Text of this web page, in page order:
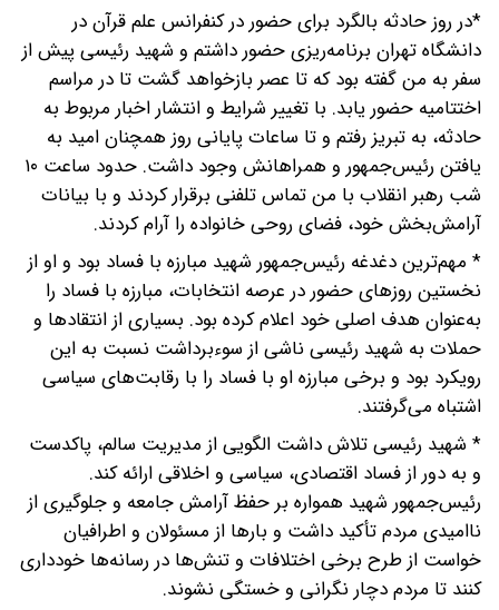
*در روز حادثه بالگرد برای حضور در کنفرانس علم قرآن در
دانشگاه تهران برنامه‌ریزی حضور داشتم و شهید رئیسی پیش از
سفر به من گفته بود که تا عصر بازخواهد گشت تا در مراسم
اختتامیه حضور یابد. با تغییر شرایط و انتشار اخبار مربوط به
حادثه، به تبریز رفتم و تا ساعات پایانی روز همچنان امید به
یافتن رئیس‌جمهور و همراهانش وجود داشت. حدود ساعت ۱۰
شب رهبر انقلاب با من تماس تلفنی برقرار کردند و با بیانات
آرامش‌بخش خود، فضای روحی خانواده را آرام کردند.
* مهم‌ترین دغدغه رئیس‌جمهور شهید مبارزه با فساد بود و او از
نخستین روزهای حضور در عرصه انتخابات، مبارزه با فساد را
به‌عنوان هدف اصلی خود اعلام کرده بود. بسیاری از انتقادها و
حملات به شهید رئیسی ناشی از سوءبرداشت نسبت به این
رویکرد بود و برخی مبارزه او با فساد را با رقابت‌های سیاسی
اشتباه می‌گرفتند.
* شهید رئیسی تلاش داشت الگویی از مدیریت سالم، پاکدست
و به دور از فساد اقتصادی، سیاسی و اخلاقی ارائه کند.
رئیس‌جمهور شهید همواره بر حفظ آرامش جامعه و جلوگیری از
ناامیدی مردم تأکید داشت و بارها از مسئولان و اطرافیان
‌خواست از طرح برخی اختلافات و تنش‌ها در رسانه‌ها خودداری
کنند تا مردم دچار نگرانی و خستگی نشوند.